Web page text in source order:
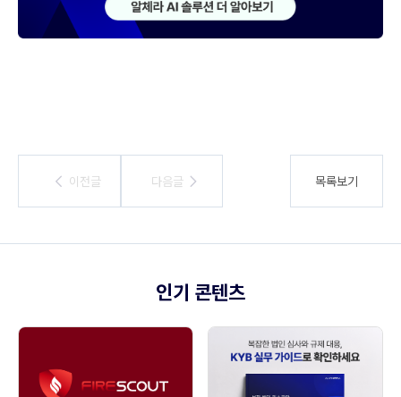
이전글
이전글 다음글
다음글 목록보기
인기 콘텐츠